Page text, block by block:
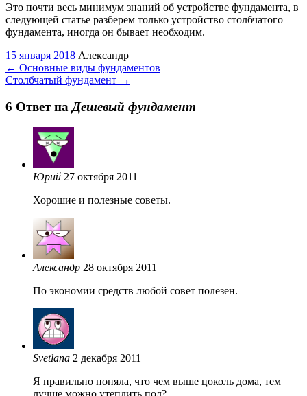
Это почти весь минимум знаний об устройстве фундамента, в
следующей статье разберем только устройство столбчатого
фундамента, иногда он бывает необходим.
15 января 2018 Александр
← Основные виды фундаментов
Столбчатый фундамент →
6 Oтвет на Дешевый фундамент
Юрий 27 октября 2011
Хорошие и полезные советы.
Александр 28 октября 2011
По экономии средств любой совет полезен.
Svetlana 2 декабря 2011
Я правильно поняла, что чем выше цоколь дома, тем